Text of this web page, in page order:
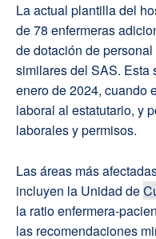
La actual plantilla del
de 78 enfermeras
de dotación de
similares del SAS. Esta
enero de 2024, cuando
laboral al estatutario, y
laborales y permisos.
Las áreas más
incluyen la Unidad de
la ratio enfermera-
las recomendaciones